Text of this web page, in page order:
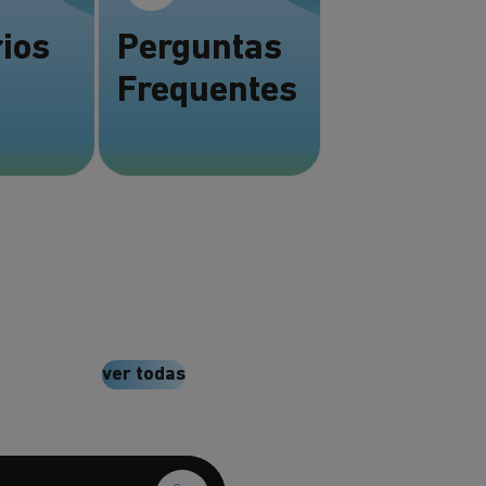
Perguntas
Frequentes
ver todas